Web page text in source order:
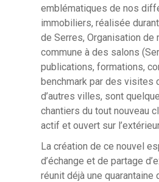
emblématiques de nos
immobiliers, réalisée
de Serres, Organisation de
commune à des salons
publications, formations,
benchmark par des visites
d’autres villes, sont
chantiers du tout nouveau
actif et ouvert sur
La création de ce nouvel
d’échange et de partage
réunit déjà une quarantaine